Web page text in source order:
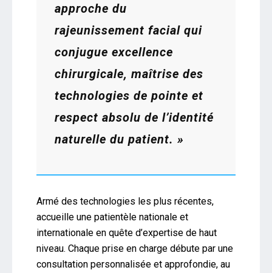
approche du
rajeunissement facial qui
conjugue excellence
chirurgicale, maîtrise des
technologies de pointe et
respect absolu de l’identité
naturelle du patient. »
Armé des technologies les plus récentes,
accueille une patientèle nationale et
internationale en quête d’expertise de haut
niveau. Chaque prise en charge débute par une
consultation personnalisée et approfondie, au